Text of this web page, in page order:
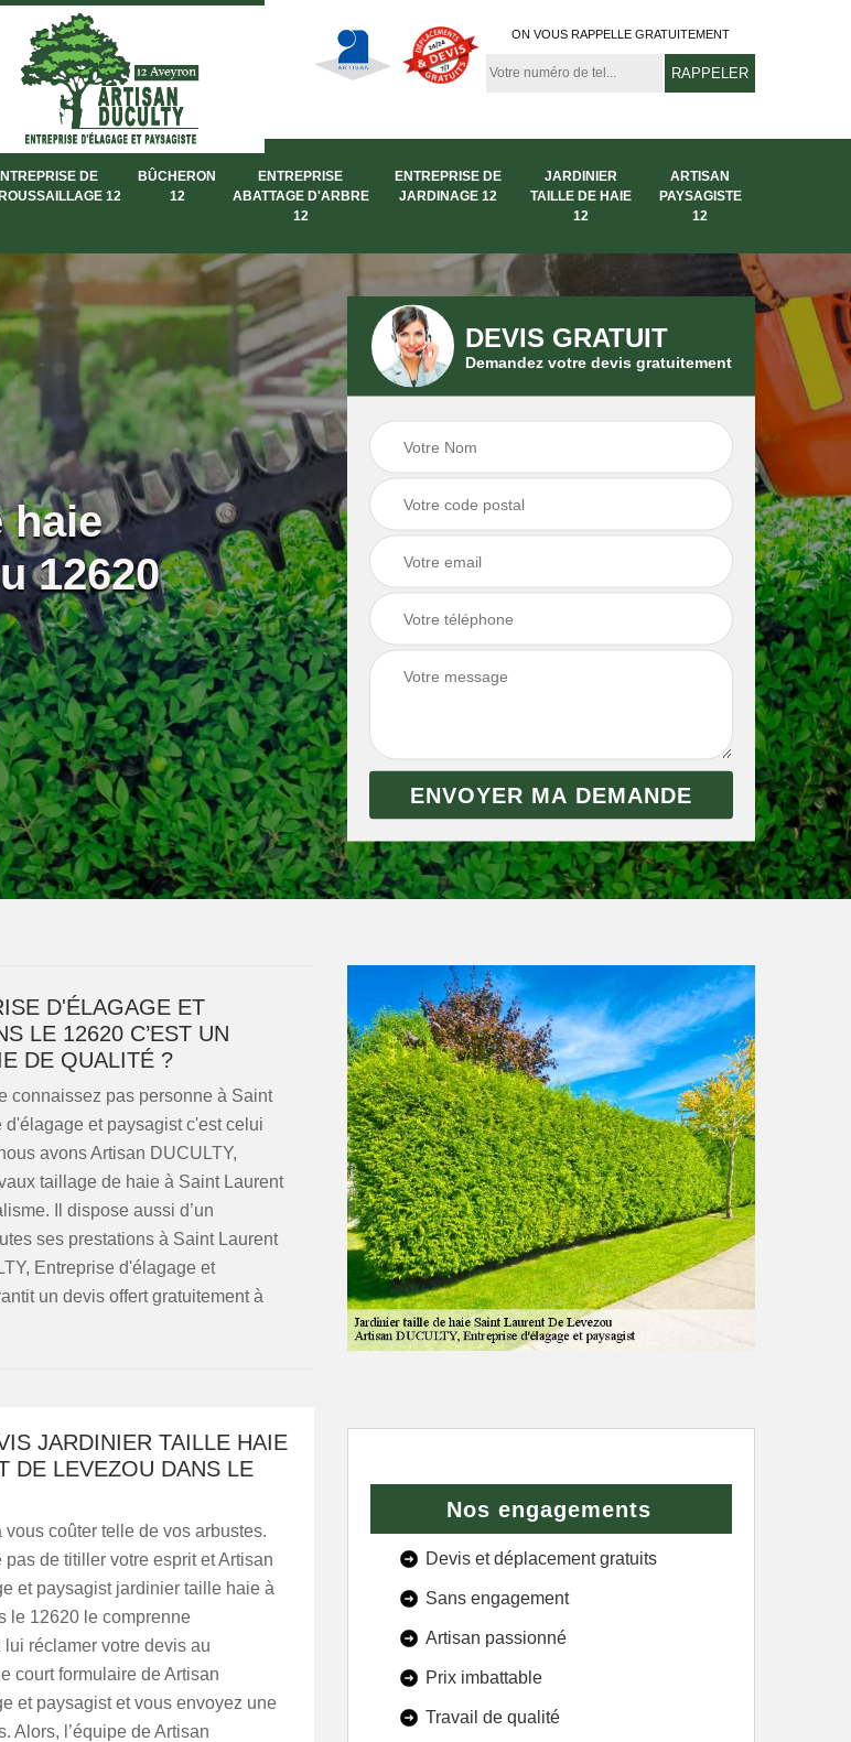
ON VOUS RAPPELLE GRATUITEMENT
DE
12
BÛCHERON
12
ENTREPRISE
ABATTAGE D'ARBRE
12
ENTREPRISE DE
JARDINAGE 12
JARDINIER
TAILLE DE HAIE
12
ARTISAN
PAYSAGISTE
12
haie
12620
DEVIS GRATUIT
Demandez votre devis gratuitement
D'ÉLAGAGE ET
LE 12620 C’EST UN
DE QUALITÉ ?
connaissez pas personne à Saint
et paysagist c'est celui
avons Artisan DUCULTY,
taillage de haie à Saint Laurent
Il dispose aussi d’un
ses prestations à Saint Laurent
Entreprise d'élagage et
un devis offert gratuitement à
JARDINIER TAILLE HAIE
DE LEVEZOU DANS LE
coûter telle de vos arbustes.
pas de titiller votre esprit et Artisan
et paysagist jardinier taille haie à
le 12620 le comprenne
réclamer votre devis au
court formulaire de Artisan
et paysagist et vous envoyez une
Alors, l’équipe de Artisan
Nos engagements
Devis et déplacement gratuits
Sans engagement
Artisan passionné
Prix imbattable
Travail de qualité